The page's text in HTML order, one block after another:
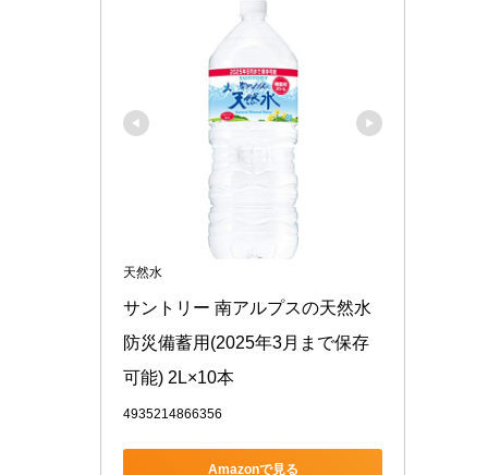
天然水
サントリー 南アルプスの天然水
防災備蓄用(2025年3月まで保存
可能) 2L×10本
4935214866356
Amazonで見る